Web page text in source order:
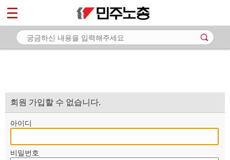
회원 가입할 수 없습니다.
아이디
비밀번호
마이페이지
소개
자료
부설기관